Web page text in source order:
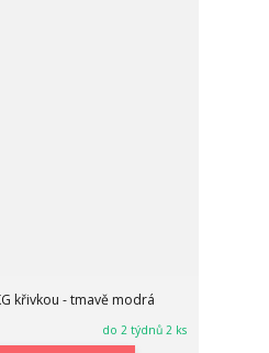
křivkou - tmavě modrá
do 2 týdnů 2 ks